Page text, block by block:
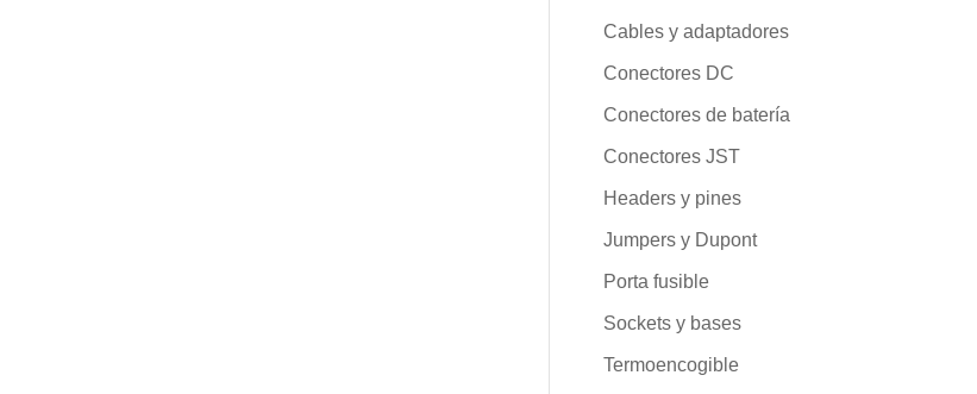
Cables y adaptadores
Conectores DC
Conectores de batería
Conectores JST
Headers y pines
Jumpers y Dupont
Porta fusible
Sockets y bases
Termoencogible